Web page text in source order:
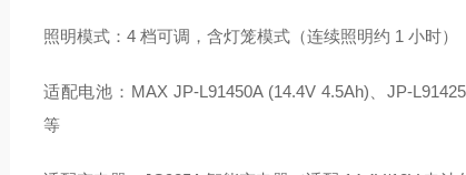
照明模式：4 档可调，含灯笼模式（连续照明约 1 小时）
适配电池：MAX JP-L91450A (14.4V 4.5Ah)、JP-
等